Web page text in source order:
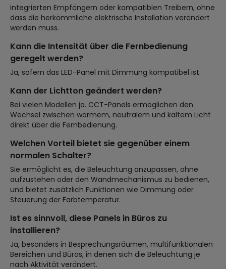
integrierten Empfängern oder kompatiblen Treibern, ohne
dass die herkömmliche elektrische Installation verändert
werden muss.
Kann die Intensität über die Fernbedienung
geregelt werden?
Ja, sofern das LED-Panel mit Dimmung kompatibel ist.
Kann der Lichtton geändert werden?
Bei vielen Modellen ja. CCT-Panels ermöglichen den
Wechsel zwischen warmem, neutralem und kaltem Licht
direkt über die Fernbedienung.
Welchen Vorteil bietet sie gegenüber einem
normalen Schalter?
Sie ermöglicht es, die Beleuchtung anzupassen, ohne
aufzustehen oder den Wandmechanismus zu bedienen,
und bietet zusätzlich Funktionen wie Dimmung oder
Steuerung der Farbtemperatur.
Ist es sinnvoll, diese Panels in Büros zu
installieren?
Ja, besonders in Besprechungsräumen, multifunktionalen
Bereichen und Büros, in denen sich die Beleuchtung je
nach Aktivität verändert.